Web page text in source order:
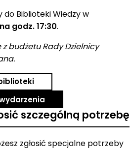
Biblioteki Wiedzy w
godz. 17:30.
budżetu Rady Dzielnicy
szczególną potrzebę
zgłosić specjalne potrzeby